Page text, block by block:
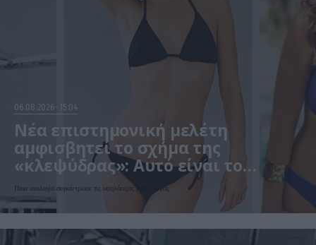
06.08.2026 15:04
Νέα επιστημονική μελέτη
αμφισβητεί το σχήμα της
«κλεψύδρας»: Αυτό είναι το
«ιδανικό» γυναικείο σώμα
Ποια αναλογία συγκέντρωσε τις υψηλότερες βαθμολογίες